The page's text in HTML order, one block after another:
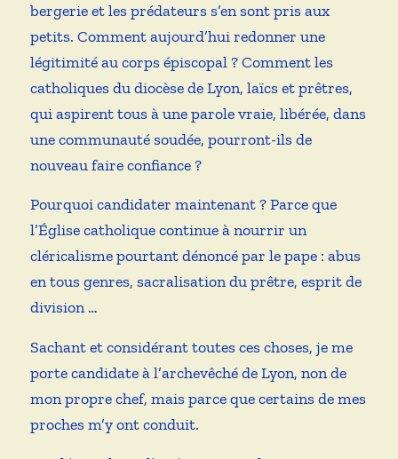
bergerie et les prédateurs s’en sont pris aux
petits. Comment aujourd’hui redonner une
légitimité au corps épiscopal ? Comment les
catholiques du diocèse de Lyon, laïcs et prêtres,
qui aspirent tous à une parole vraie, libérée, dans
une communauté soudée, pourront-ils de
nouveau faire confiance ?
Pourquoi candidater maintenant ? Parce que
l’Église catholique continue à nourrir un
cléricalisme pourtant dénoncé par le pape : abus
en tous genres, sacralisation du prêtre, esprit de
division …
Sachant et considérant toutes ces choses, je me
porte candidate à l’archevêché de Lyon, non de
mon propre chef, mais parce que certains de mes
proches m’y ont conduit.